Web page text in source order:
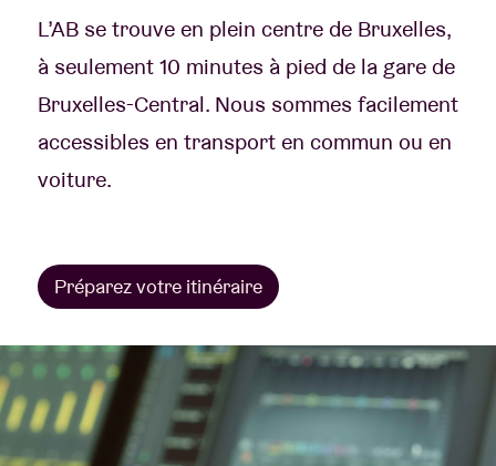
L’AB se trouve en plein centre de Bruxelles,
à seulement 10 minutes à pied de la gare de
Bruxelles-Central. Nous sommes facilement
accessibles en transport en commun ou en
voiture.
Préparez votre itinéraire